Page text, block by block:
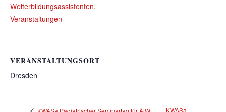
Weiterbildungsassistenten,
Veranstaltungen
VERANSTALTUNGSORT
Dresden